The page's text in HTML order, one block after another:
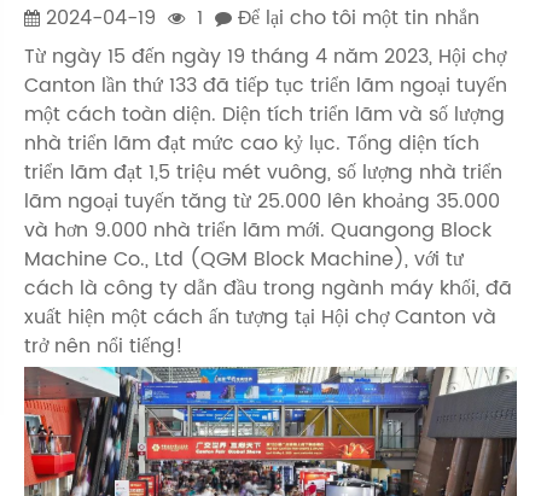
2024-04-19 1
Để lại cho tôi một tin nhắn
Từ ngày 15 đến ngày 19 tháng 4 năm 2023, Hội chợ
Canton lần thứ 133 đã tiếp tục triển lãm ngoại tuyến
một cách toàn diện. Diện tích triển lãm và số lượng
nhà triển lãm đạt mức cao kỷ lục. Tổng diện tích
triển lãm đạt 1,5 triệu mét vuông, số lượng nhà triển
lãm ngoại tuyến tăng từ 25.000 lên khoảng 35.000
và hơn 9.000 nhà triển lãm mới. Quangong Block
Machine Co., Ltd (QGM Block Machine), với tư
cách là công ty dẫn đầu trong ngành máy khối, đã
xuất hiện một cách ấn tượng tại Hội chợ Canton và
trở nên nổi tiếng!